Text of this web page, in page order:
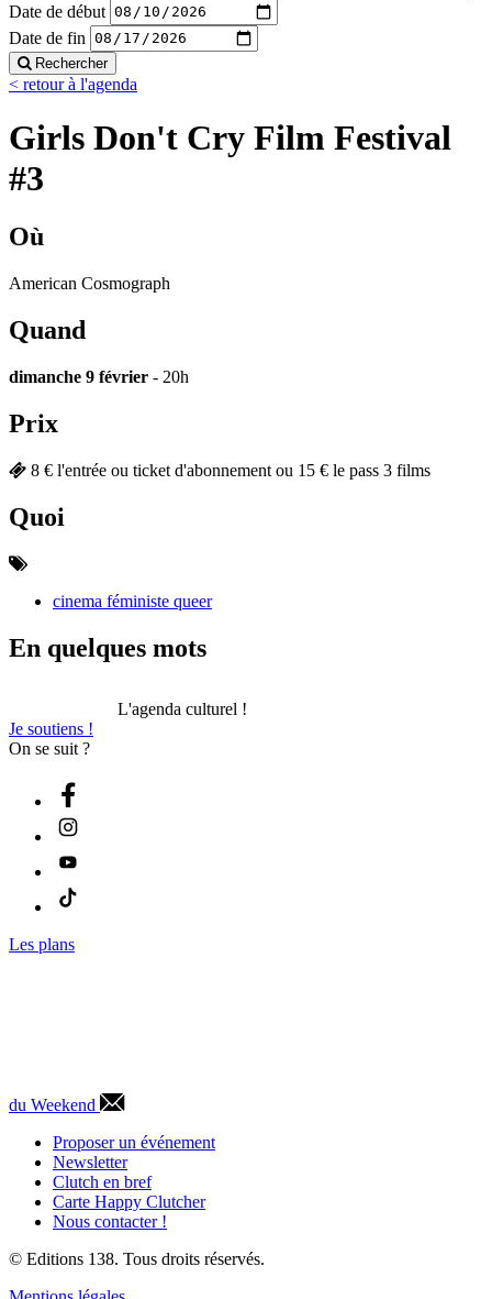
Date de début
Date de fin
Rechercher
< retour à l'agenda
Girls Don't Cry Film Festival
#3
Où
American Cosmograph
Quand
dimanche 9 février - 20h
Prix
8 € l'entrée ou ticket d'abonnement ou 15 € le pass 3 films
Quoi
cinema féministe queer
En quelques mots
L'agenda culturel !
Je soutiens !
On se suit ?
Les plans
du Weekend
Proposer un événement
Newsletter
Clutch en bref
Carte Happy Clutcher
Nous contacter !
© Editions 138. Tous droits réservés.